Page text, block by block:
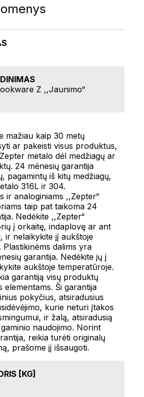
Z ,,Jaunimo“
mažiau kaip 30 metų
ar pakeisti visus produktus,
metalo dėl medžiagų ar
24 mėnesių garantija
pagamintų iš kitų medžiagų,
316L ir 304.
ir analoginiams ,,Zepter“
taip pat taikoma 24
Nedėkite ,,Zepter“
į orkaitę, indaplovę ar ant
ir nelaikykite jį aukštoje
dalims yra
garantija. Nedėkite jų į
aukštoje temperatūroje.
garantiją visų produktų
elementams. Ši garantija
pokyčius, atsiradusius
kurie neturi įtakos
ir žalą, atsiradusią
naudojimo. Norint
reikia turėti originalų
prašome jį išsaugoti.
[KG]